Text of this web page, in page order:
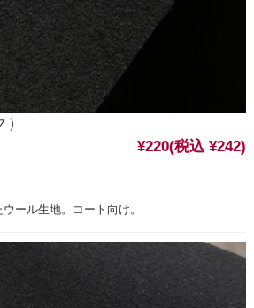
¥220(税込 ¥242)
ール生地。コート向け。